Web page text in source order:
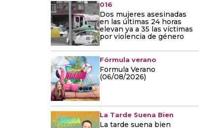
016
Dos mujeres asesinadas
en las últimas 24 horas
elevan ya a 35 las víctimas
por violencia de género
Fórmula verano
Formula Verano
(06/08/2026)
La Tarde Suena Bien
La tarde suena bien